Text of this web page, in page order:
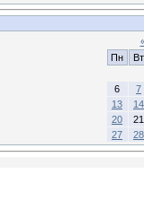
Пн
Вт
6
7
13
14
20
21
27
28